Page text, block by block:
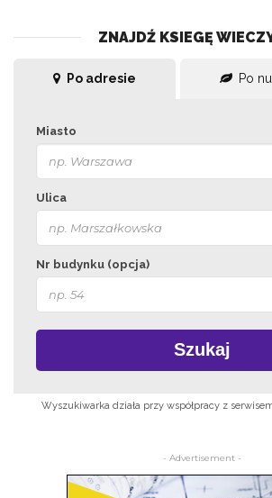
ZNAJDŹ KSIEGĘ
Po adresie Po
Miasto
Ulica
Nr budynku (opcja)
Szukaj
Wyszukiwarka działa przy współpracy z
- Advertisement -